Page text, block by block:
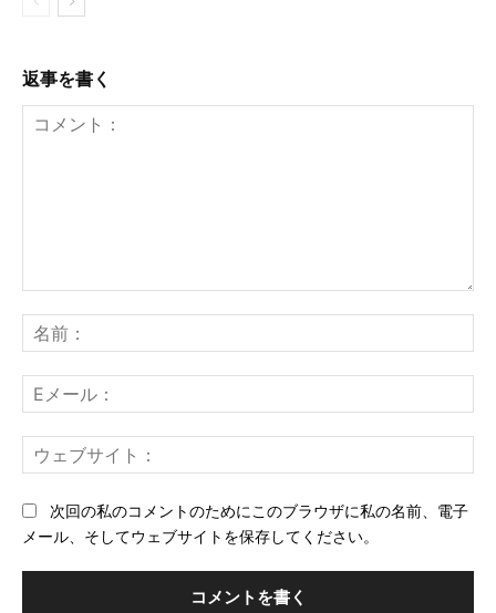
返事を書く
ン
ト：
前
メ
ー
ェ
次回の私のコメントのためにこのブラウザに私の名前、電子
メール、そしてウェブサイトを保存してください。